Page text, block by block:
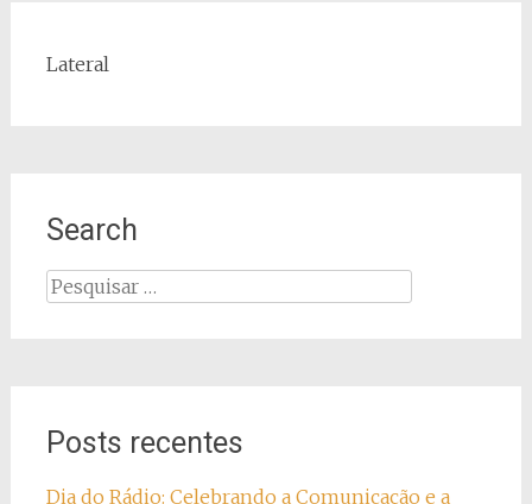
Lateral
Search
Pesquisar
por:
Posts recentes
Dia do Rádio: Celebrando a Comunicação e a